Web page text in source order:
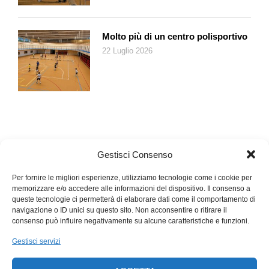
Gestisci Consenso
Per fornire le migliori esperienze, utilizziamo tecnologie come i cookie per
memorizzare e/o accedere alle informazioni del dispositivo. Il consenso a
queste tecnologie ci permetterà di elaborare dati come il comportamento di
navigazione o ID unici su questo sito. Non acconsentire o ritirare il
consenso può influire negativamente su alcune caratteristiche e funzioni.
Gestisci servizi
marchio giapponese a entrare in questo campionato in
espansione, portando la nostra lunga storia di successi
nell’innovazione e negli sport motoristici anche sulle piste di
Formula E. Il campionato rappresenterà per noi una
piattaforma globale per promuovere la strategia Nissan
Intelligent Mobility verso una nuova generazione di tifosi delle
corse». Nissan inizierà a gareggiare dalla quinta stagione alla
Molto più di un centro polisportivo
22 Luglio 2026